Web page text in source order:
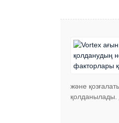
және
қолданылады.